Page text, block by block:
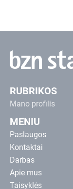
RUBRIKOS
Mano profilis
MENIU
Paslaugos
Kontaktai
Darbas
Apie mus
Taisyklės